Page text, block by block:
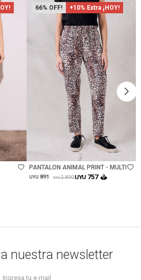
66 +10% Extra ¡HOY!
PANTALON ANIMAL PRINT - MULTI
UYU 891 UYU 2.890UYU 757
nuestra newsletter